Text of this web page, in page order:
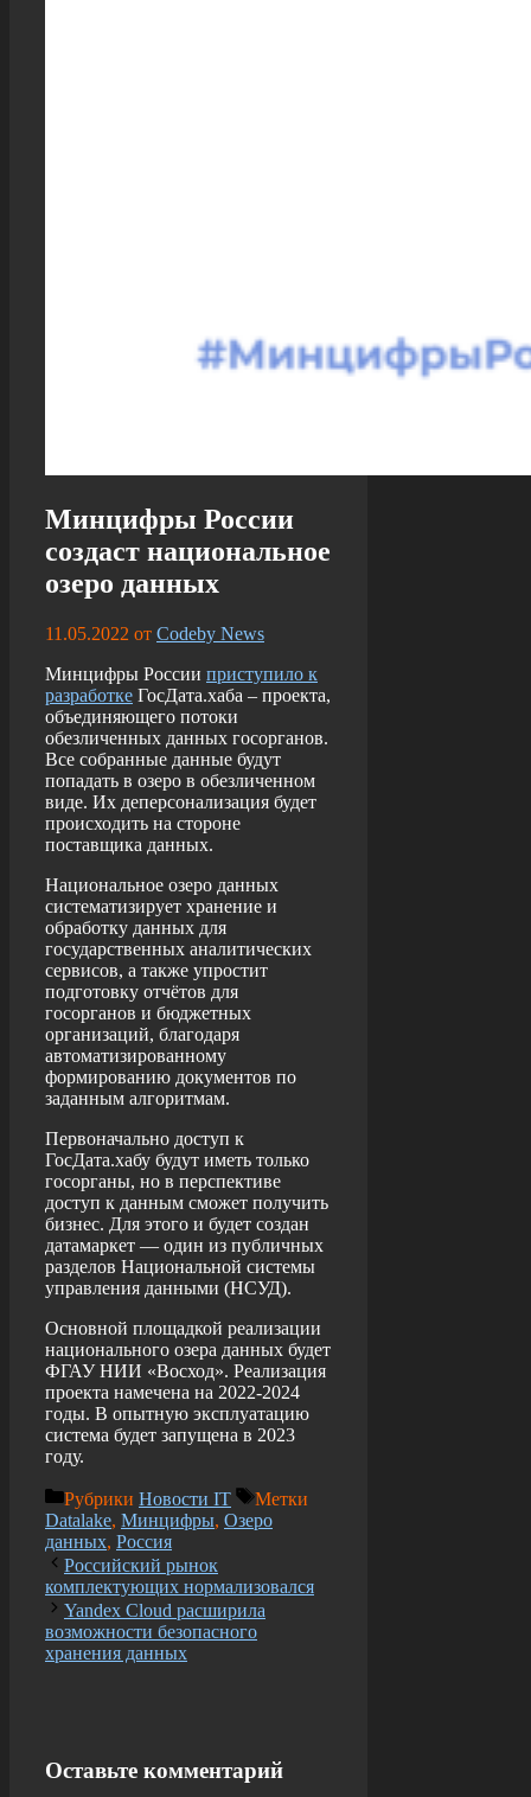
Минцифры России
создаст национальное
озеро данных
11.05.2022 от Codeby News
Минцифры России приступило к
разработке ГосДата.хаба – проекта,
объединяющего потоки
обезличенных данных госорганов.
Все собранные данные будут
попадать в озеро в обезличенном
виде. Их деперсонализация будет
происходить на стороне
поставщика данных.
Национальное озеро данных
систематизирует хранение и
обработку данных для
государственных аналитических
сервисов, а также упростит
подготовку отчётов для
госорганов и бюджетных
организаций, благодаря
автоматизированному
формированию документов по
заданным алгоритмам.
Первоначально доступ к
ГосДата.хабу будут иметь только
госорганы, но в перспективе
доступ к данным сможет получить
бизнес. Для этого и будет создан
датамаркет — один из публичных
разделов Национальной системы
управления данными (НСУД).
Основной площадкой реализации
национального озера данных будет
ФГАУ НИИ «Восход». Реализация
проекта намечена на 2022-2024
годы. В опытную эксплуатацию
система будет запущена в 2023
году.
Рубрики Новости IT
Метки
Datalake, Минцифры, Озеро
данных, Россия
Российский рынок
комплектующих нормализовался
Yandex Cloud расширила
возможности безопасного
хранения данных
Оставьте комментарий